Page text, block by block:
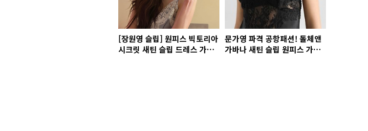
[장원영 슬립] 원피스 빅토리아
시크릿 새틴 슬립 드레스 가격
문가영 파격 공항패션! 돌체앤
가바나 새틴 슬립 원피스 가격